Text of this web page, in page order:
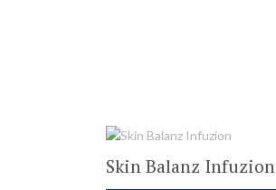
Skin Balanz Infuzion